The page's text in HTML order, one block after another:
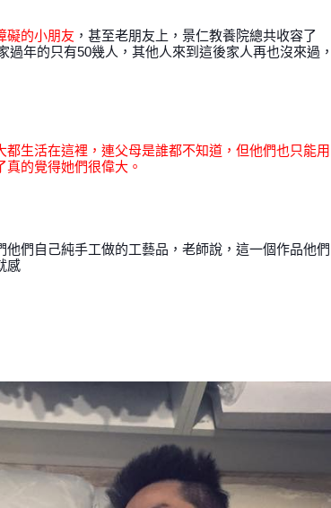
礙的小朋友 ，甚至老朋友上，景仁教養院總共收容了
年的只有50幾人，其他人來到這後家人再也沒來過，
生活在這裡，連父母是誰都不知道，但他們也只能用
的覺得她們很偉大。
們自己純手工做的工藝品，老師說，這一個作品他們
感